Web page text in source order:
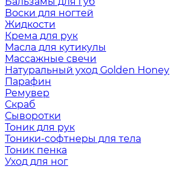
Воски для ногтей
Жидкости
Крема для рук
Масла для кутикулы
Массажные свечи
Натуральный уход Golden Honey
Парафин
Ремувер
Скраб
Сыворотки
Тоник для рук
Тоники-софтнеры для тела
Тоник пенка
Уход для ног